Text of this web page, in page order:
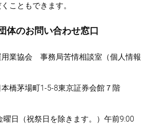
こともできます。
体のお問い合わせ窓口
業協会 事務局苦情相談室（個人情報
橋茅場町1-5-8東京証券会館７階
曜日（祝祭日を除きます。）午前9:00